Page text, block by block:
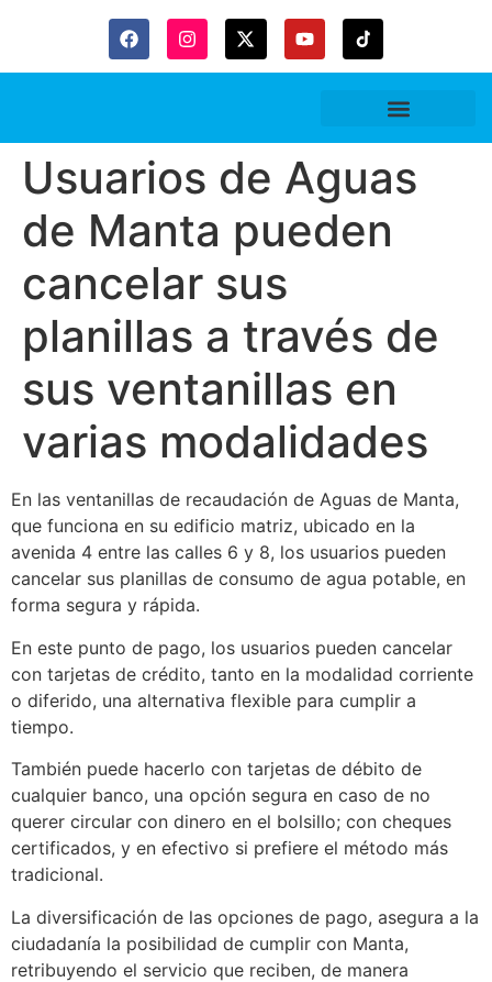
Usuarios de Aguas
de Manta pueden
cancelar sus
planillas a través de
sus ventanillas en
varias modalidades
En las ventanillas de recaudación de Aguas de Manta,
que funciona en su edificio matriz, ubicado en la
avenida 4 entre las calles 6 y 8, los usuarios pueden
cancelar sus planillas de consumo de agua potable, en
forma segura y rápida.
En este punto de pago, los usuarios pueden cancelar
con tarjetas de crédito, tanto en la modalidad corriente
o diferido, una alternativa flexible para cumplir a
tiempo.
También puede hacerlo con tarjetas de débito de
cualquier banco, una opción segura en caso de no
querer circular con dinero en el bolsillo; con cheques
certificados, y en efectivo si prefiere el método más
tradicional.
La diversificación de las opciones de pago, asegura a la
ciudadanía la posibilidad de cumplir con Manta,
retribuyendo el servicio que reciben, de manera